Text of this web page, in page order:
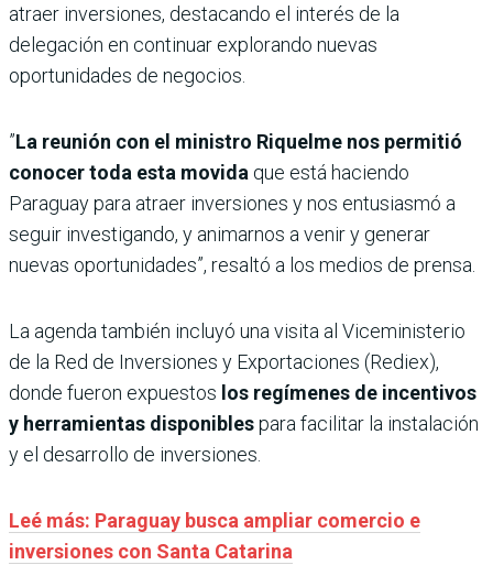
atraer inversiones, destacando el interés de la
delegación en continuar explorando nuevas
oportunidades de negocios.
”La reunión con el ministro Riquelme nos permitió
conocer toda esta movida que está haciendo
Paraguay para atraer inversiones y nos entusiasmó a
seguir investigando, y animarnos a venir y generar
nuevas oportunidades”, resaltó a los medios de prensa.
La agenda también incluyó una visita al Viceministerio
de la Red de Inversiones y Exportaciones (Rediex),
donde fueron expuestos los regímenes de incentivos
y herramientas disponiblespara facilitar la instalación
y el desarrollo de inversiones.
Leé más: Paraguay busca ampliar comercio e
inversiones con Santa Catarina